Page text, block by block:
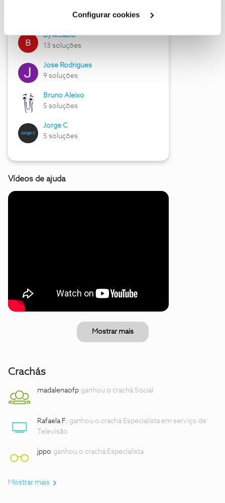
Configurar cookies
17 soluções
ByteSábio
13 soluções
Jose Rodrigues
9 soluções
Bruno Aleixo
5 soluções
Jorge C
5 soluções
Vídeos de ajuda
Mostrar mais
Crachás
madalenaofp ganhou o crachá Social
Rafaela F. ganhou o crachá Especialista em serviço de
Televisão
jppo ganhou o crachá Especialista
Mostrar mais